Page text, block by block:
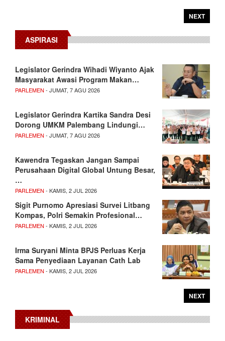
NEXT
ASPIRASI
Legislator Gerindra Wihadi Wiyanto Ajak
Masyarakat Awasi Program Makan…
PARLEMEN - JUMAT, 7 AGU 2026
Legislator Gerindra Kartika Sandra Desi
Dorong UMKM Palembang Lindungi…
PARLEMEN - JUMAT, 7 AGU 2026
Kawendra Tegaskan Jangan Sampai
Perusahaan Digital Global Untung Besar,
…
PARLEMEN - KAMIS, 2 JUL 2026
Sigit Purnomo Apresiasi Survei Litbang
Kompas, Polri Semakin Profesional…
PARLEMEN - KAMIS, 2 JUL 2026
Irma Suryani Minta BPJS Perluas Kerja
Sama Penyediaan Layanan Cath Lab
PARLEMEN - KAMIS, 2 JUL 2026
NEXT
KRIMINAL